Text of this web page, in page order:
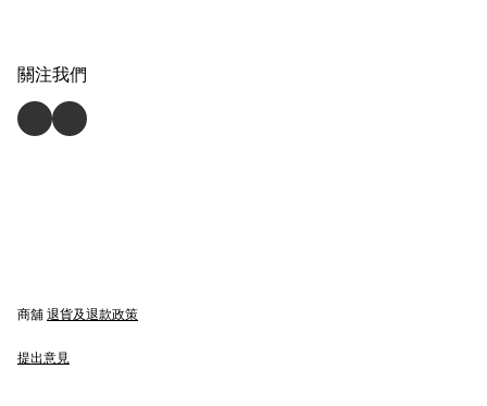
關注我們
商舖 退貨及退款政策
提出意見